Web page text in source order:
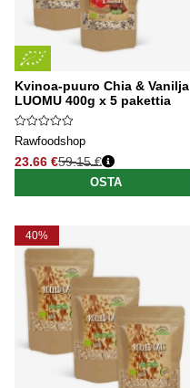
Kvinoa-puuro Chia & Vanilja
LUOMU 400g x 5 pakettia
Rawfoodshop
23.66 €
Normaali hinta
59.15 €
OSTA
40%